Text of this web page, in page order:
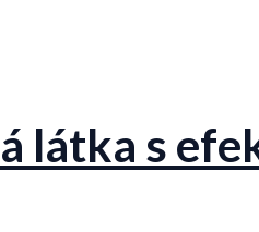
látka s